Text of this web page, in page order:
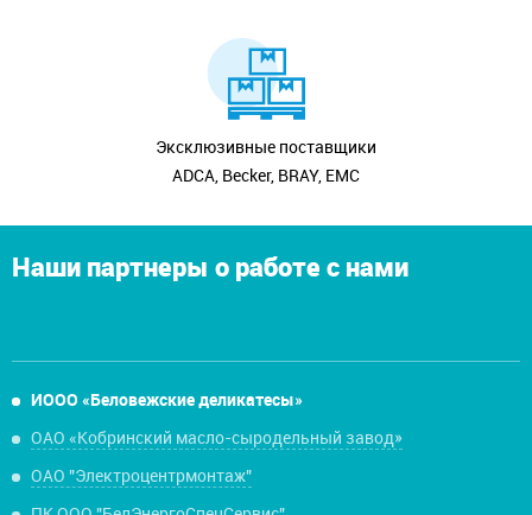
Эксклюзивные поставщики
ADCA, Becker, BRAY, EMC
Наши партнеры о работе с нами
ИООО «Беловежские деликатесы»
ОАО «Кобринский масло-сыродельный завод»
ОАО "Электроцентрмонтаж"